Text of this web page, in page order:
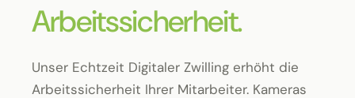
Arbeitssicherheit.
Unser Echtzeit Digitaler Zwilling erhöht die
Arbeitssicherheit Ihrer Mitarbeiter. Kameras